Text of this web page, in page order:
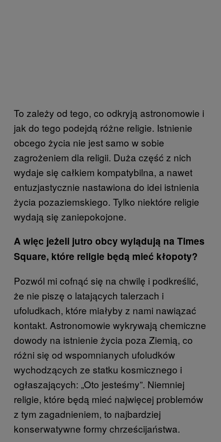
To zależy od tego, co odkryją astronomowie i
jak do tego podejdą różne religie. Istnienie
obcego życia nie jest samo w sobie
zagrożeniem dla religii. Duża część z nich
wydaje się całkiem kompatybilna, a nawet
entuzjastycznie nastawiona do idei istnienia
życia pozaziemskiego. Tylko niektóre religie
wydają się zaniepokojone.
A więc jeżeli jutro obcy wylądują na Times
Square, które religie będą mieć kłopoty?
Pozwól mi cofnąć się na chwilę i podkreślić,
że nie piszę o latających talerzach i
ufoludkach, które miałyby z nami nawiązać
kontakt. Astronomowie wykrywają chemiczne
dowody na istnienie życia poza Ziemią, co
różni się od wspomnianych ufoludków
wychodzących ze statku kosmicznego i
ogłaszających: „Oto jesteśmy”. Niemniej
religie, które będą mieć najwięcej problemów
z tym zagadnieniem, to najbardziej
konserwatywne formy chrześcijaństwa.